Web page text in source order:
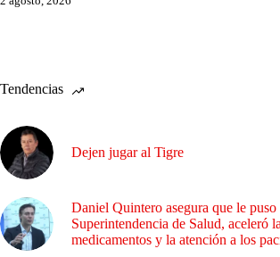
Tendencias
Dejen jugar al Tigre
Daniel Quintero asegura que le puso
Superintendencia de Salud, aceleró
medicamentos y la atención a los